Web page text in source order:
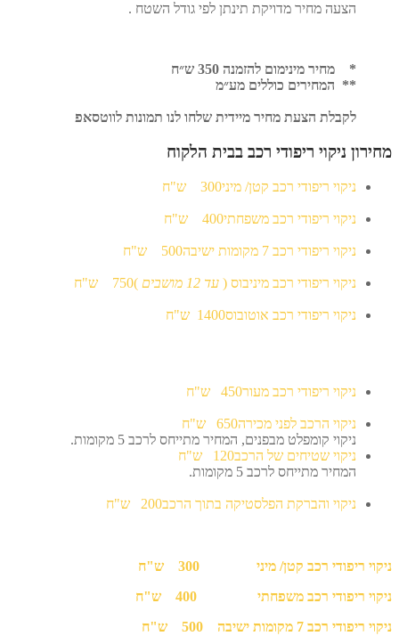
הצעה מחיר מדויקת תינתן לפי גודל השטח .
* מחיר מינימום להזמנה 350 ש״ח
** המחירים כוללים מע״מ
לקבלת הצעת מחיר מיידית שלחו לנו תמונות לווטסאפ
מחירון ניקוי ריפודי רכב בבית הלקוח
ניקוי ריפודי רכב קטן/ מיני300 ש"ח
ניקוי ריפודי רכב משפחתי400 ש"ח
ניקוי ריפודי רכב 7 מקומות ישיבה 500 ש"ח
ניקוי ריפודי רכב מיניבוס ( עד 12 מושבים )
750 ש"ח
ניקוי ריפודי רכב אוטובוס1400 ש"ח
ניקוי ריפודי רכב מעור450 ש"ח
ניקוי הרכב לפני מכירה650
ש"ח
ניקוי קומפלט מבפנים, המחיר מתייחס לרכב 5 מקומות.
ניקוי שטיחים של הרכב120
ש"ח
המחיר מתייחס לרכב 5 מקומות.
ניקוי והברקת הפלסטיקה בתוך הרכב200 ש"ח
ניקוי ריפודי רכב קטן/ מיני 300 ש"ח
ניקוי ריפודי רכב משפחתי 400 ש"ח
ניקוי ריפודי רכב 7 מקומות ישיבה 500 ש"ח